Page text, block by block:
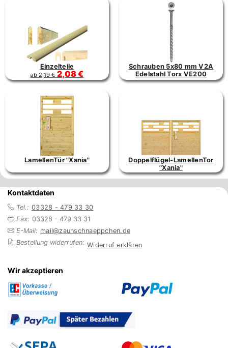
Einzelteile
ab2,19 € 2,08 €
Schrauben 5x80 mm V2A
Edelstahl Torx VE200
LamellenTür "Xania"
Doppelflügel-LamellenTor
"Xania"
Kontaktdaten
Tel.: 03328 - 479 33 30
Fax: 03328 - 479 33 31
E-Mail: mail@zaunschnaeppchen.de
Bestellung widerrufen: Widerruf erklären
Wir akzeptieren